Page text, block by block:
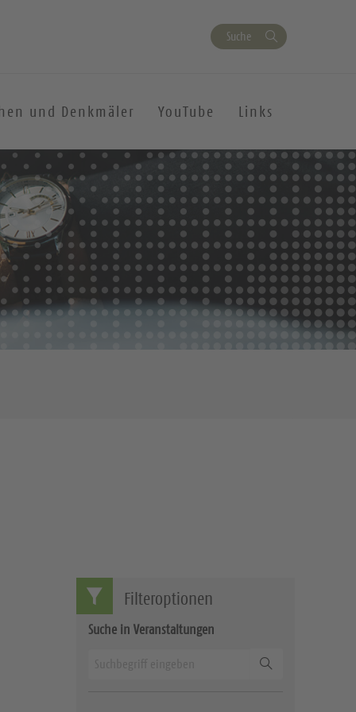
Suche
und Denkmäler YouTube Links
Filteroptionen
Suche in Veranstaltungen